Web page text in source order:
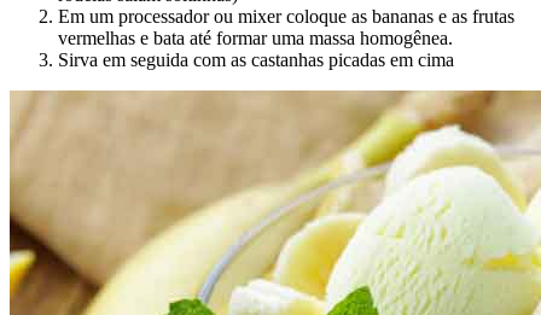
Em um processador ou mixer coloque as bananas e as frutas
vermelhas e bata até formar uma massa homogênea.
Sirva em seguida com as castanhas picadas em cima